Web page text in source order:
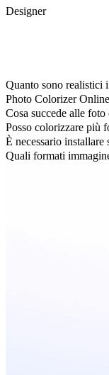
Designer
Quanto sono realistici
Photo Colorizer
Cosa succede alle
Posso colorizzare più
È necessario installare
Quali formati